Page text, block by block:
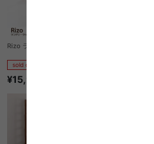
Rizo ランドリーラック
sold out
¥15,930